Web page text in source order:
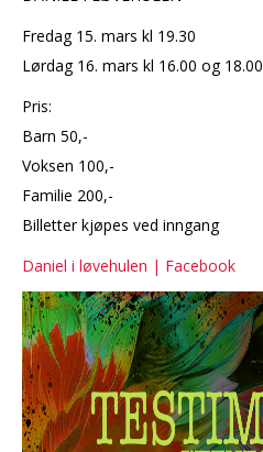
Fredag 15. mars kl 19.30
Lørdag 16. mars kl 16.00 og 18.00
Pris:
Barn 50,-
Voksen 100,-
Familie 200,-
Billetter kjøpes ved inngang
Daniel i løvehulen | Facebook